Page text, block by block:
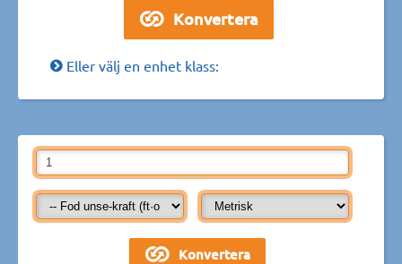
Eller välj en enhet klass: